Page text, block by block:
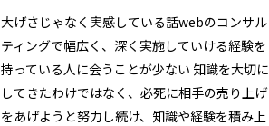
大げさじゃなく実感している話webのコンサル
ティングで幅広く、深く実施していける経験を
持っている人に会うことが少ない 知識を大切に
してきたわけではなく、必死に相手の売り上げ
をあげようと努力し続け、知識や経験を積み上